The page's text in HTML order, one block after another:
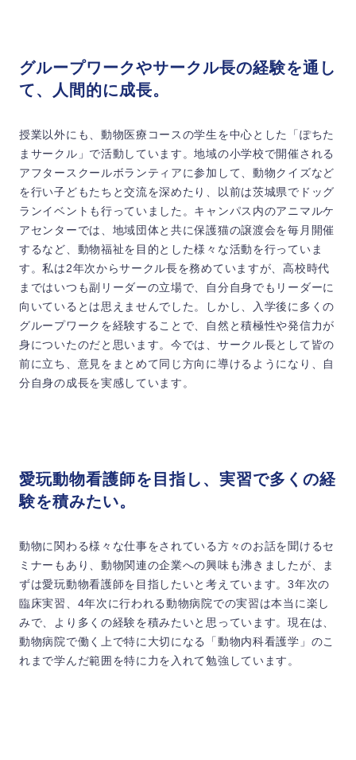
グループワークやサークル長の経験を通し
て、人間的に成長。
授業以外にも、動物医療コースの学生を中心とした「ぽちた
まサークル」で活動しています。地域の小学校で開催される
アフタースクールボランティアに参加して、動物クイズなど
を行い子どもたちと交流を深めたり、以前は茨城県でドッグ
ランイベントも行っていました。キャンパス内のアニマルケ
アセンターでは、地域団体と共に保護猫の譲渡会を毎月開催
するなど、動物福祉を目的とした様々な活動を行っていま
す。私は2年次からサークル長を務めていますが、高校時代
まではいつも副リーダーの立場で、自分自身でもリーダーに
向いているとは思えませんでした。しかし、入学後に多くの
グループワークを経験することで、自然と積極性や発信力が
身についたのだと思います。今では、サークル長として皆の
前に立ち、意見をまとめて同じ方向に導けるようになり、自
分自身の成長を実感しています。
愛玩動物看護師を目指し、実習で多くの経
験を積みたい。
動物に関わる様々な仕事をされている方々のお話を聞けるセ
ミナーもあり、動物関連の企業への興味も沸きましたが、ま
ずは愛玩動物看護師を目指したいと考えています。3年次の
臨床実習、4年次に行われる動物病院での実習は本当に楽し
みで、より多くの経験を積みたいと思っています。現在は、
動物病院で働く上で特に大切になる「動物内科看護学」のこ
れまで学んだ範囲を特に力を入れて勉強しています。